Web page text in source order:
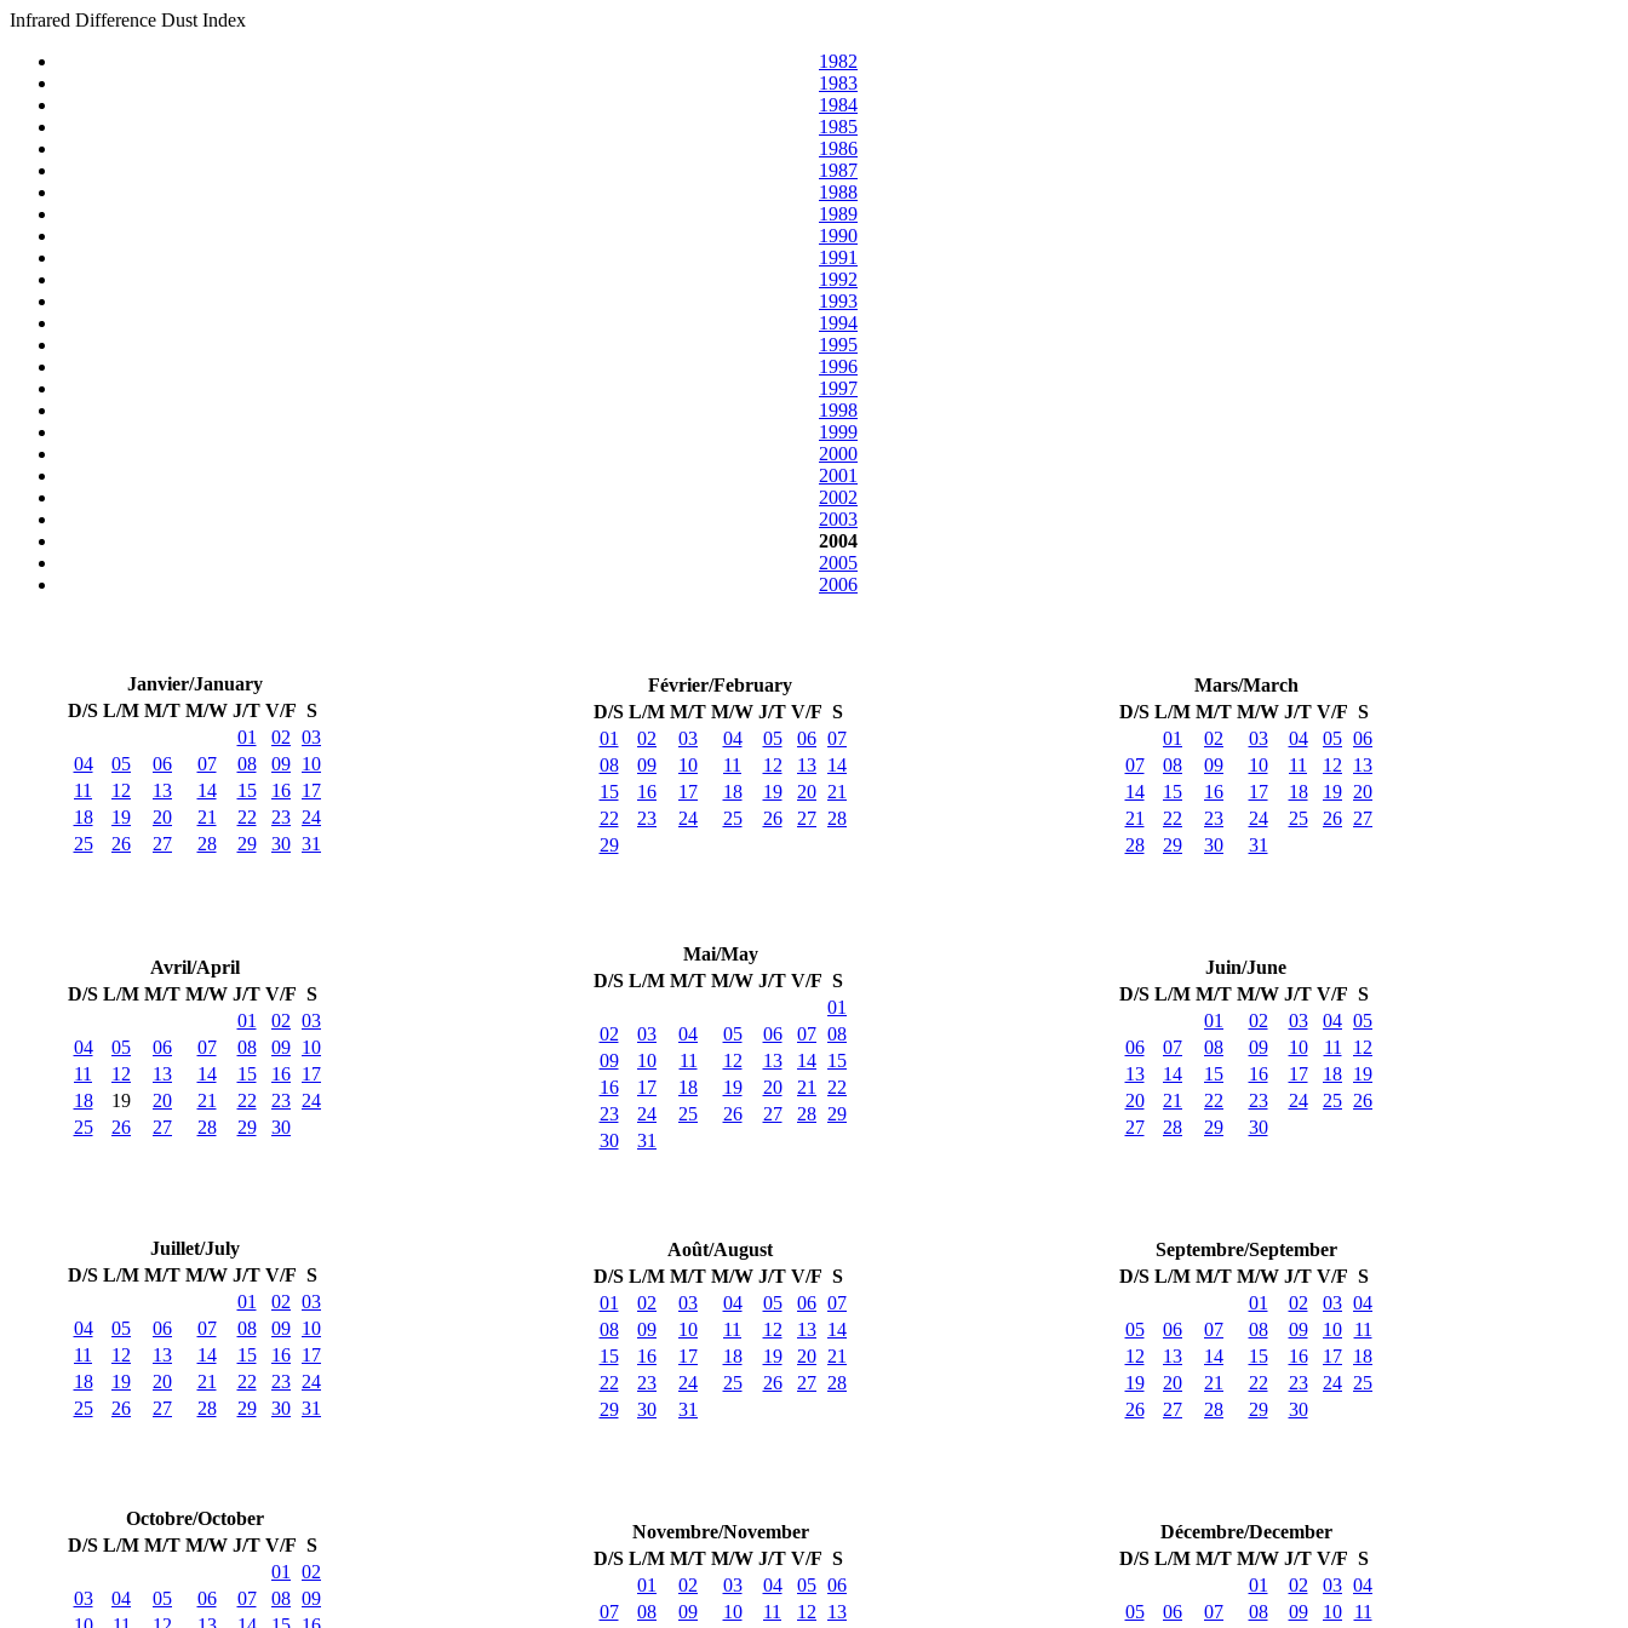
Infrared Difference Dust Index
1982
1983
1984
1985
1986
1987
1988
1989
1990
1991
1992
1993
1994
1995
1996
1997
1998
1999
2000
2001
2002
2003
2004
2005
2006
Janvier/January
D/S L/M M/T M/W J/T V/F S
01
02 03
04
05 06 07 08 09 10
11
12 13 14 15 16 17
18
19 20 21 22 23 24
25
26 27 28 29 30 31
Février/February
D/S L/M M/T M/W J/T V/F S
01
02 03 04 05 06 07
08
09 10 11 12 13 14
15
16 17 18 19 20 21
22
23 24 25 26 27 28
29
Mars/March
D/S L/M M/T M/W J/T V/F S
01
02 03 04 05 06
07
08 09 10 11 12
13
14
15 16 17 18 19 20
21
22 23 24 25 26 27
28
29 30 31
Avril/April
D/S L/M M/T M/W J/T V/F S
01
02 03
04
05 06 07 08 09 10
11
12 13 14 15 16 17
18
19 20 21 22 23 24
25
26 27 28 29 30
Mai/May
D/S L/M M/T M/W J/T V/F S
01
02
03 04 05 06 07 08
09
10 11 12 13 14 15
16
17 18 19 20 21
22
23
24 25 26 27 28 29
30
31
Juin/June
D/S L/M M/T M/W J/T V/F S
01
02 03 04 05
06
07 08 09 10 11
12
13
14 15 16 17 18 19
20
21 22 23 24 25 26
27
28 29 30
Juillet/July
D/S L/M M/T M/W J/T V/F S
01
02 03
04
05 06 07 08 09 10
11
12 13 14 15 16 17
18
19 20 21 22 23 24
25
26 27 28 29 30 31
Août/August
D/S L/M M/T M/W J/T V/F S
01
02 03 04 05 06 07
08
09 10 11 12 13 14
15
16 17 18 19 20 21
22
23 24 25 26 27 28
29
30 31
Septembre/September
D/S L/M M/T M/W J/T V/F S
01
02 03 04
05
06 07 08 09 10
11
12
13 14 15 16 17 18
19
20 21 22 23 24 25
26
27 28 29 30
Octobre/October
D/S L/M M/T M/W J/T V/F S
01
02
03
04 05 06 07 08 09
Novembre/November
D/S L/M M/T M/W J/T V/F S
01
02 03 04 05 06
07
08 09 10 11 12 13
Décembre/December
D/S L/M M/T M/W J/T V/F S
01
02 03 04
05
06 07 08 09 10 11